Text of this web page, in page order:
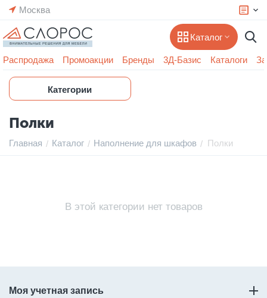
Москва
Каталог
Распродажа Промоакции Бренды 3Д-Базис Каталоги
Категории
Полки
Главная / Каталог / Наполнение для шкафов / Полки
В этой категории нет товаров
Моя учетная запись